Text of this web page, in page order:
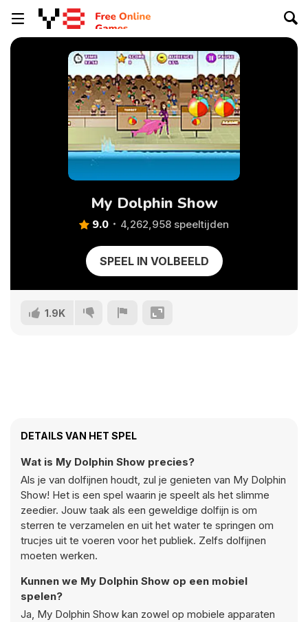
My Dolphin Show
9.0 4,262,958 speeltijden
SPEEL IN VOLBEELD
1.9K
DETAILS VAN HET SPEL
Wat is My Dolphin Show precies?
Als je van dolfijnen houdt, zul je genieten van My Dolphin
Show! Het is een spel waarin je speelt als het slimme
zeedier. Jouw taak als een geweldige dolfijn is om
sterren te verzamelen en uit het water te springen om
trucjes uit te voeren voor het publiek. Zelfs dolfijnen
moeten werken.
Kunnen we My Dolphin Show op een mobiel
spelen?
Ja, My Dolphin Show kan zowel op mobiele apparaten